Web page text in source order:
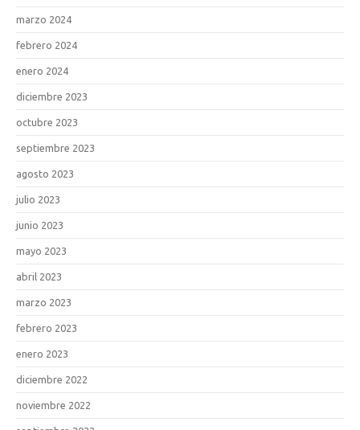
marzo 2024
febrero 2024
enero 2024
diciembre 2023
octubre 2023
septiembre 2023
agosto 2023
julio 2023
junio 2023
mayo 2023
abril 2023
marzo 2023
febrero 2023
enero 2023
diciembre 2022
noviembre 2022